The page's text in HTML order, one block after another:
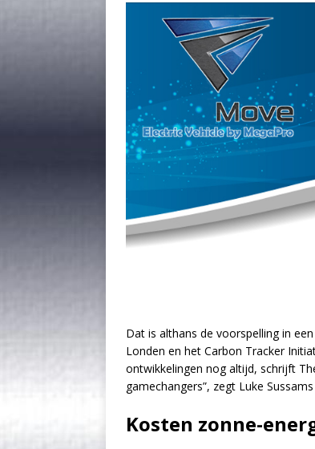
Dat is althans de voorspelling in
Londen en het Carbon Tracker
ontwikkelingen nog altijd, schrijft
gamechangers”, zegt Luke
Kosten zonne-